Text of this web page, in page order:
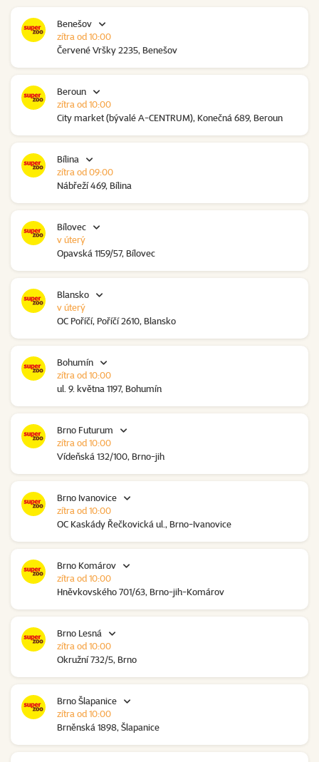
Benešov
Červené Vršky 2235, Benešov
zítra od 10:00
Beroun
City market (bývalé A-CENTRUM), Konečná 689, Beroun
zítra od 10:00
Bílina
Nábřeží 469, Bílina
zítra od 09:00
Bílovec
Opavská 1159/57, Bílovec
v úterý
Blansko
OC Poříčí, Poříčí 2610, Blansko
v úterý
Bohumín
ul. 9. května 1197, Bohumín
zítra od 10:00
Brno Futurum
Vídeňská 132/100, Brno-jih
zítra od 10:00
Brno Ivanovice
OC Kaskády Řečkovická ul., Brno-Ivanovice
zítra od 10:00
Brno Komárov
Hněvkovského 701/63, Brno-jih-Komárov
zítra od 10:00
Brno Lesná
Okružní 732/5, Brno
zítra od 10:00
Brno Šlapanice
Brněnská 1898, Šlapanice
zítra od 10:00